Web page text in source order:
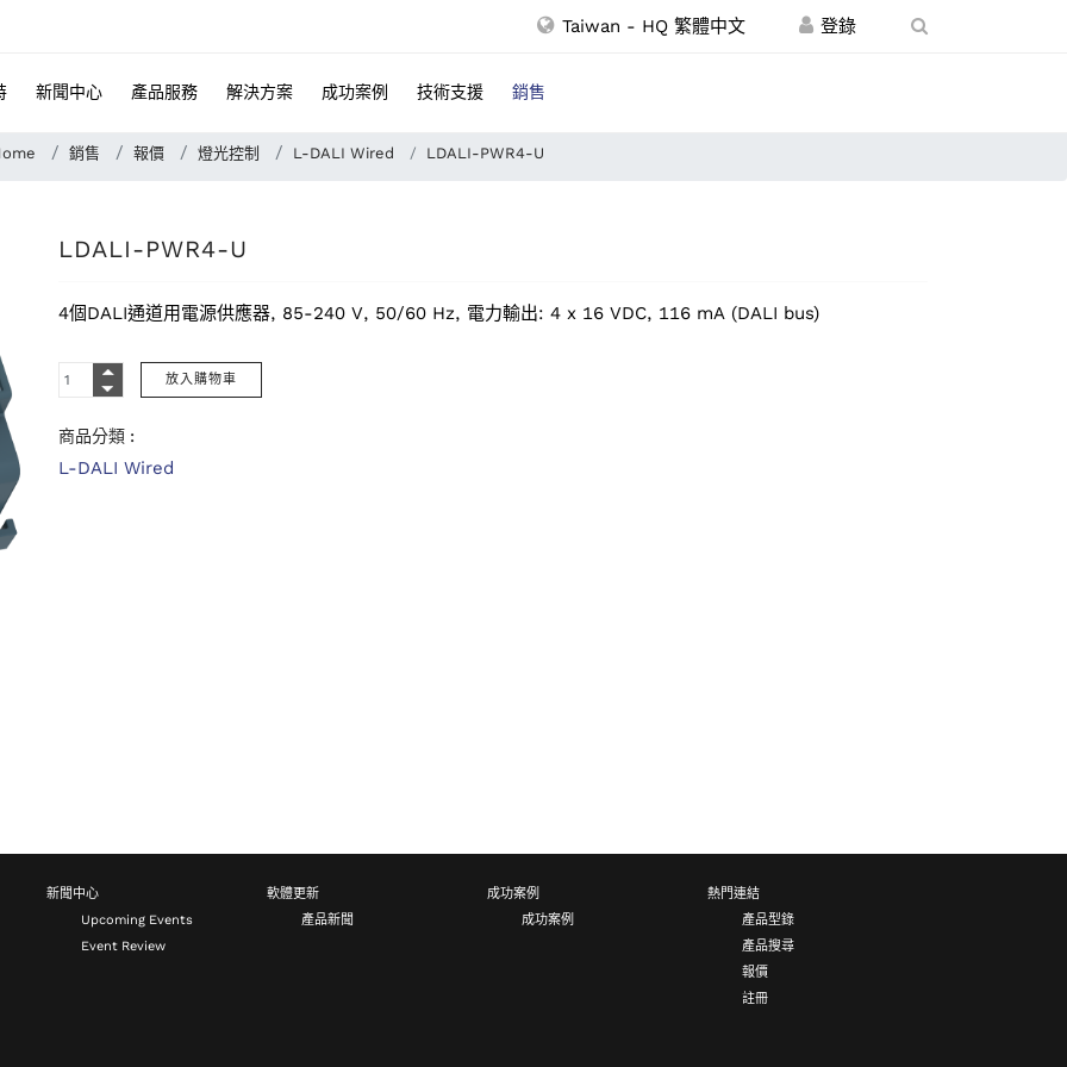
Taiwan - HQ 繁體中文
新聞中心 產品服務 解決方案 成功案例 技術支援 銷售
銷售 報價 燈光控制 L-DALI Wired LDALI-PWR4-U
LDALI-PWR4-U
4個DALI通道用電源供應器, 85-240 V, 50/60 Hz, 電力輸出: 4 x 16 VDC, 116 mA (DALI bus)
商品分類 :
L-DALI Wired
新聞中心
Upcoming Events
Event Review
軟體更新
產品新聞
成功案例
成功案例
熱門連結
產品型錄
產品搜尋
報價
註冊